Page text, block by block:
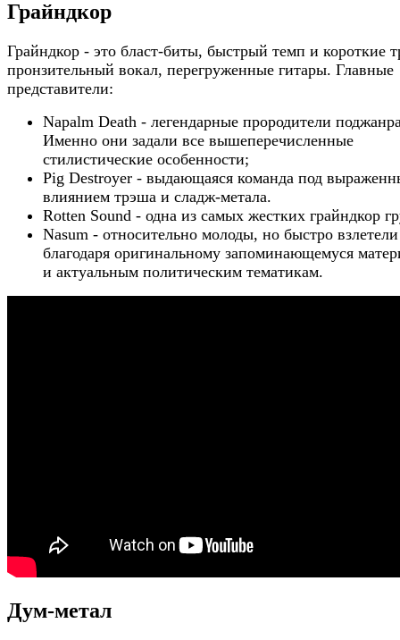
Грайндкор
Грайндкор - это бласт-биты, быстрый темп и короткие
пронзительный вокал, перегруженные гитары. Главные
представители:
Napalm Death - легендарные прородители
Именно они задали все вышеперечисленные
стилистические особенности;
Pig Destroyer - выдающаяся команда под
влиянием трэша и сладж-метала.
Rotten Sound - одна из самых жестких грайндкор
Nasum - относительно молоды, но быстро взлетели
благодаря оригинальному запоминающемуся
и актуальным политическим тематикам.
Дум-метал